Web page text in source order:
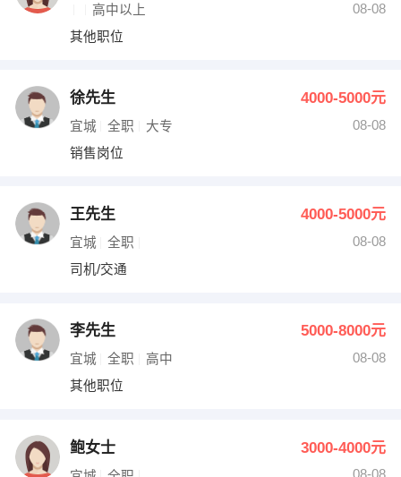
高中以上
08-08
其他职位
徐先生 4000-5000元
宜城 全职 大专
08-08
销售岗位
王先生 4000-5000元
宜城 全职
08-08
司机/交通
李先生 5000-8000元
宜城 全职 高中
08-08
其他职位
鲍女士 3000-4000元